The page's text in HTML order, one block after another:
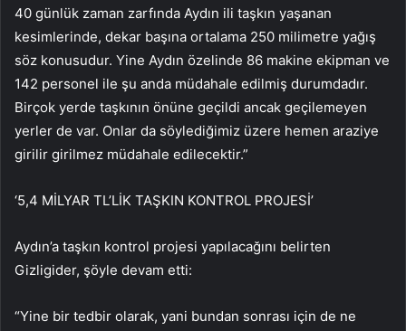
40 günlük zaman zarfında Aydın ili taşkın yaşanan
kesimlerinde, dekar başına ortalama 250 milimetre yağış
söz konusudur. Yine Aydın özelinde 86 makine ekipman ve
142 personel ile şu anda müdahale edilmiş durumdadır.
Birçok yerde taşkının önüne geçildi ancak geçilemeyen
yerler de var. Onlar da söylediğimiz üzere hemen araziye
girilir girilmez müdahale edilecektir.”
‘5,4 MİLYAR TL’LİK TAŞKIN KONTROL PROJESİ’
Aydın’a taşkın kontrol projesi yapılacağını belirten
Gizligider, şöyle devam etti:
“Yine bir tedbir olarak, yani bundan sonrası için de ne